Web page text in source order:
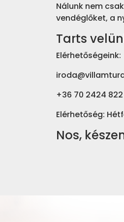
Nálunk nem
vendéglőket, a
Tarts
Elérhetőségeink:
+36 70 2424 822
Elérhetőség:
Nos,